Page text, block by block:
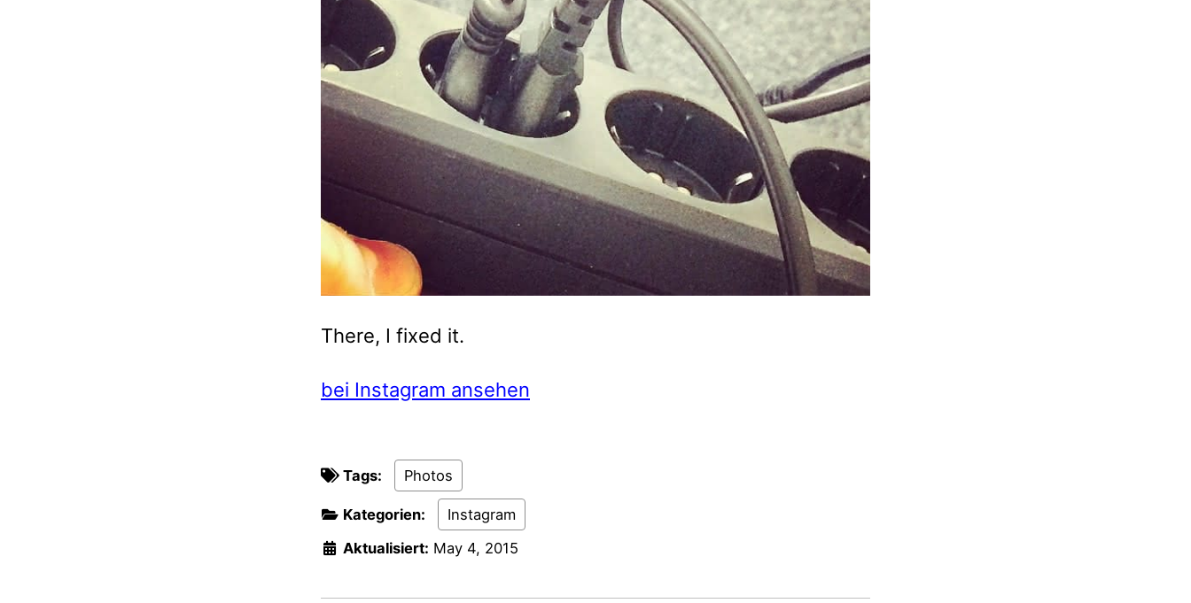
There, I fixed it.
bei Instagram ansehen
Tags: Photos
Kategorien:
Instagram
Aktualisiert: May 4, 2015